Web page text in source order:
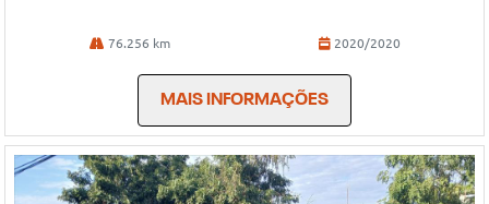
76.256 km 2020/2020
MAIS INFORMAÇÕES